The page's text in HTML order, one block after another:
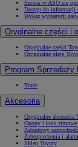
Serwis w ASO się
Dostęp do informacji
Wykaz wydanych
Oryginalne części i
Oryginalne części
Oryginalne oleje
Program Sprzedaży
Trade
Akcesoria
Oryginalne akcesoria
Opony i koła zimowe
Zabudowy
Zabezpieczenia i
Sklep Toyoty